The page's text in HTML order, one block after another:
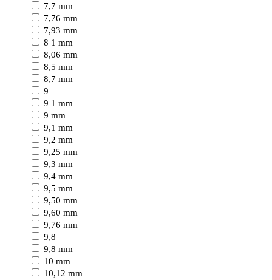
7,7 mm
7,76 mm
7,93 mm
8 1 mm
8,06 mm
8,5 mm
8,7 mm
9
9 1 mm
9 mm
9,1 mm
9,2 mm
9,25 mm
9,3 mm
9,4 mm
9,5 mm
9,50 mm
9,60 mm
9,76 mm
9,8
9,8 mm
10 mm
10,12 mm